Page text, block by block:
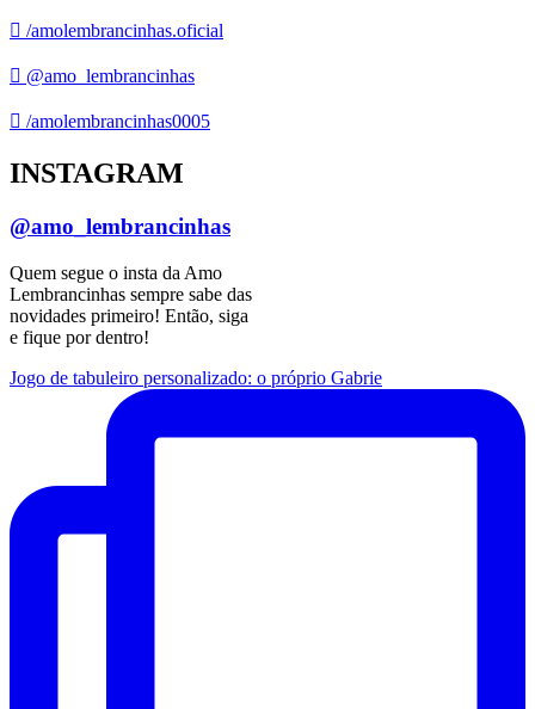
/amolembrancinhas.oficial
@amo_lembrancinhas
/amolembrancinhas0005
INSTAGRAM
@amo_lembrancinhas
Quem segue o insta da Amo
Lembrancinhas sempre sabe das
novidades primeiro! Então, siga
e fique por dentro!
Jogo de tabuleiro personalizado: o próprio Gabrie